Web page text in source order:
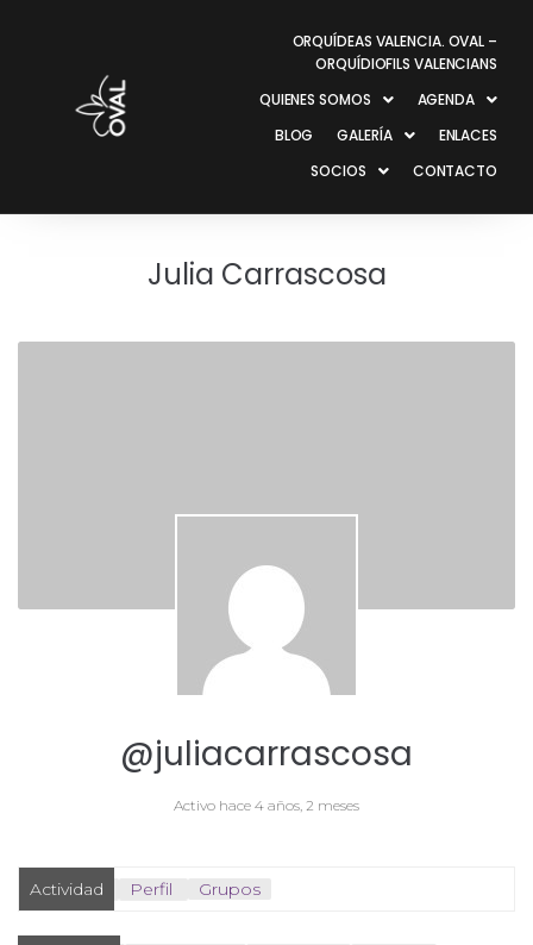
ORQUÍDEAS VALENCIA. OVAL –
ORQUÍDIOFILS VALENCIANS
QUIENES SOMOS
AGENDA
BLOG
GALERÍA
ENLACES
SOCIOS
CONTACTO
Julia Carrascosa
@juliacarrascosa
Activo hace 4 años, 2 meses
Actividad Perfil Grupos